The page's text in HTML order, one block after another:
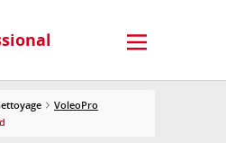
VoleoPro